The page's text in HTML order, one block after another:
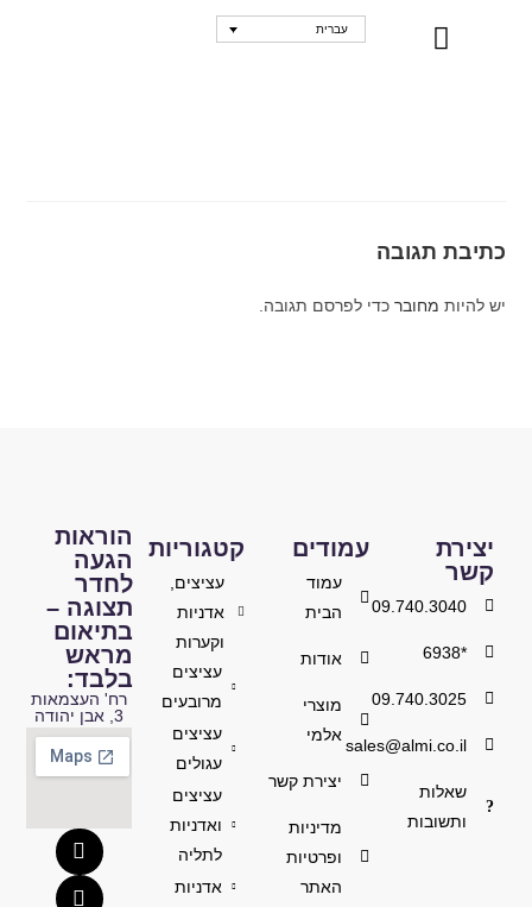
עברית
כתיבת תגובה
יש להיות מחובר כדי לפרסם תגובה.
הוראות
הגעה
לחדר
תצוגה –
בתיאום
מראש
בלבד:
רח' העצמאות
3, אבן יהודה
קטגוריות
עציצים,
אדניות
וקערות
עציצים
מרובעים
עציצים
עגולים
עציצים
ואדניות
לתליה
אדניות
עמודים
עמוד
הבית
אודות
מוצרי
אלמי
יצירת קשר
מדיניות
ופרטיות
האתר
יצירת
קשר
09.740.3040
*6938
09.740.3025
sales@almi.co.il
שאלות
ותשובות